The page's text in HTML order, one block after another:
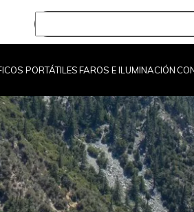
PORTÁTILESFAROS E ILUMINACIÓN